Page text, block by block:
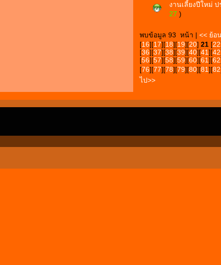
งานเลี้ยงปีใหม่
27 )
พบข้อมูล 93 หน้า | << ย้อ
[16][17][18][19][20] 21 [22
[36][37][38][39][40][41][42
[56][57][58][59][60][61][62
[76][77][78][79][80][81][82
ไป>>